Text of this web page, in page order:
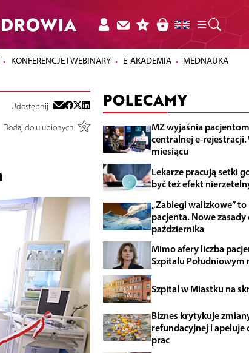
KONFERENCJE I WEBINARY E-AKADEMIA MEDNAUKA
Udostępnij
Dodaj do ulubionych
POLECAMY
MZ wyjaśnia
centralnej e-rejestracji.
miesiącu
Lekarze pracują setki
być też efekt
„Zabiegi walizkowe”
pacjenta. Nowe zasady
października
Mimo afery liczba
Szpitalu Południowym
Szpital w Miastku na
Biznes krytykuje
refundacyjnej i apeluje
prac